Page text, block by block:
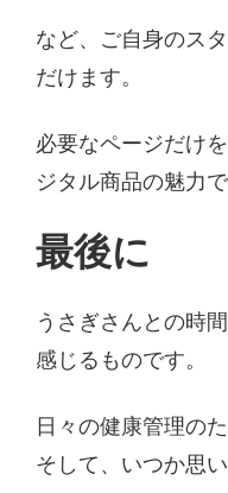
など、ご自身のス
だけます。
必要なページだけ
ジタル商品の魅力で
最後に
うさぎさんとの時
感じるものです。
日々の健康管理のた
そして、いつか思